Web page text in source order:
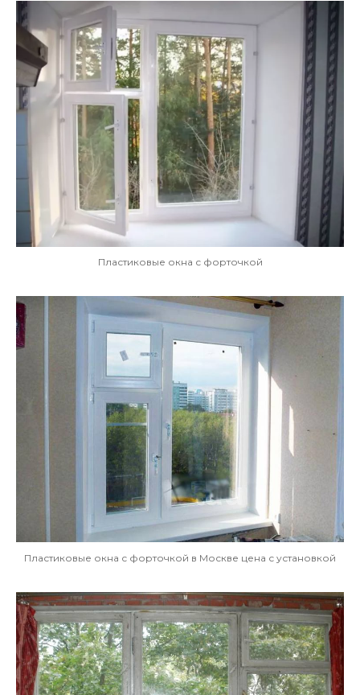
Пластиковые окна с форточкой
Пластиковые окна с форточкой в Москве цена с установкой